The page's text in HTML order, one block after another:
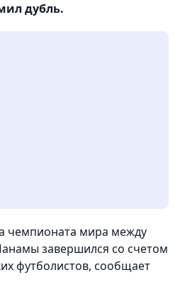
дубль.
чемпионата мира между
завершился со счетом
футболистов, сообщает